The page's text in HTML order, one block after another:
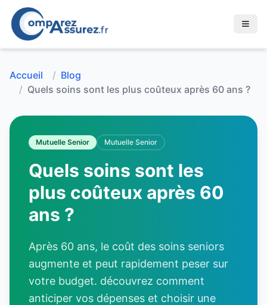
Accueil / Blog
/ Quels soins sont les plus coûteux après 60 ans ?
Mutuelle Senior Mutuelle Senior
Quels soins sont les
plus coûteux après 60
ans ?
Après 60 ans, le coût des soins seniors
augmente et peut rapidement peser sur
votre budget. découvrez comment
anticiper vos dépenses et choisir une